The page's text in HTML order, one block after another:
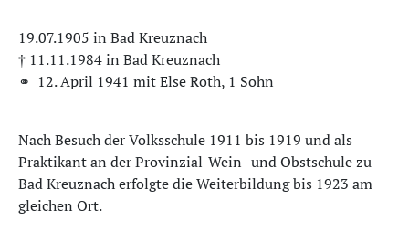
19.07.1905 in Bad Kreuznach
† 11.11.1984 in Bad Kreuznach
⚭ 12. April 1941 mit Else Roth, 1 Sohn
Nach Besuch der Volksschule 1911 bis 1919 und als
Praktikant an der Provinzial-Wein- und Obstschule zu
Bad Kreuznach erfolgte die Weiterbildung bis 1923 am
gleichen Ort.